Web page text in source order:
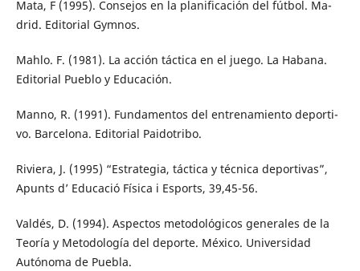
Mata, F (1995). Consejos en la planificación del fútbol. Ma-
drid. Editorial Gymnos.
Mahlo. F. (1981). La acción táctica en el juego. La Habana.
Editorial Pueblo y Educación.
Manno, R. (1991). Fundamentos del entrenamiento deporti-
vo. Barcelona. Editorial Paidotribo.
Riviera, J. (1995) “Estrategia, táctica y técnica deportivas”,
Apunts d’ Educació Física i Esports, 39,45-56.
Valdés, D. (1994). Aspectos metodológicos generales de la
Teoría y Metodología del deporte. México. Universidad
Autónoma de Puebla.